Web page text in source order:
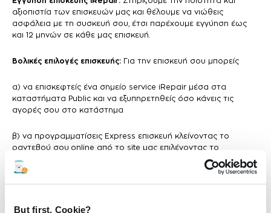
But first, Cookie?
αξιοπιστία των επισκευών μας και θέλουμε να νιώθεις
ασφάλεια με τη συσκευή σου, έτσι παρέχουμε εγγύηση έως
και 12 μηνών σε κάθε μας επισκευή.
Βολικές επιλογές επισκευής:Για την επισκευή σου μπορείς
α) να επισκεφτείς ένα σημείο service iRepair μέσα στα
καταστήματα Public και να εξυπηρετηθείς όσο κάνεις τις
αγορές σου στο κατάστημα
β) να προγραμματίσεις Express επισκευή κλείνοντας το
ραντεβού σου online από το site μας επιλέγοντας το
κατάστημα, τη μέρα και την ώρα που σε βολεύει για να
εξυπηρετηθείς με προτεραιότητα άμεσα, χωρίς αναμονή.